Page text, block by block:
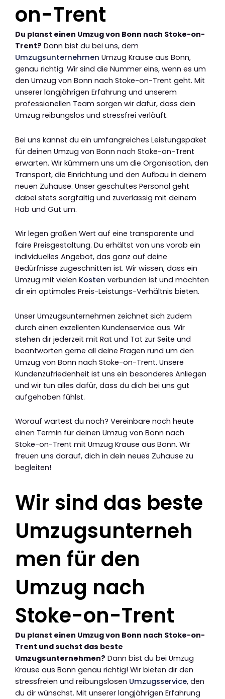
on-Trent
Du planst einen Umzug von Bonn nach Stoke-on-
Trent? Dann bist du bei uns, dem
Umzugsunternehmen Umzug Krause aus Bonn,
genau richtig. Wir sind die Nummer eins, wenn es um
den Umzug von Bonn nach Stoke-on-Trent geht. Mit
unserer langjährigen Erfahrung und unserem
professionellen Team sorgen wir dafür, dass dein
Umzug reibungslos und stressfrei verläuft.
Bei uns kannst du ein umfangreiches Leistungspaket
für deinen Umzug von Bonn nach Stoke-on-Trent
erwarten. Wir kümmern uns um die Organisation, den
Transport, die Einrichtung und den Aufbau in deinem
neuen Zuhause. Unser geschultes Personal geht
dabei stets sorgfältig und zuverlässig mit deinem
Hab und Gut um.
Wir legen großen Wert auf eine transparente und
faire Preisgestaltung. Du erhältst von uns vorab ein
individuelles Angebot, das ganz auf deine
Bedürfnisse zugeschnitten ist. Wir wissen, dass ein
Umzug mit vielen Kosten verbunden ist und möchten
dir ein optimales Preis-Leistungs-Verhältnis bieten.
Unser Umzugsunternehmen zeichnet sich zudem
durch einen exzellenten Kundenservice aus. Wir
stehen dir jederzeit mit Rat und Tat zur Seite und
beantworten gerne all deine Fragen rund um den
Umzug von Bonn nach Stoke-on-Trent. Unsere
Kundenzufriedenheit ist uns ein besonderes Anliegen
und wir tun alles dafür, dass du dich bei uns gut
aufgehoben fühlst.
Worauf wartest du noch? Vereinbare noch heute
einen Termin für deinen Umzug von Bonn nach
Stoke-on-Trent mit Umzug Krause aus Bonn. Wir
freuen uns darauf, dich in dein neues Zuhause zu
begleiten!
Wir sind das beste
Umzugsunterneh
men für den
Umzug nach
Stoke-on-Trent
Du planst einen Umzug von Bonn nach Stoke-on-
Trent und suchst das beste
Umzugsunternehmen? Dann bist du bei Umzug
Krause aus Bonn genau richtig! Wir bieten dir den
stressfreien und reibungslosen Umzugsservice, den
du dir wünschst. Mit unserer langjährigen Erfahrung